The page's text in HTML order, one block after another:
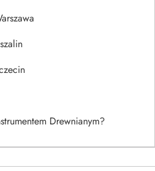
Drewnianym?